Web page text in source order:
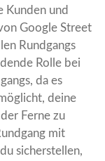
Kunden und
Google Street
Rundgangs
Rolle bei
da es
deine
Ferne zu
mit
sicherstellen,